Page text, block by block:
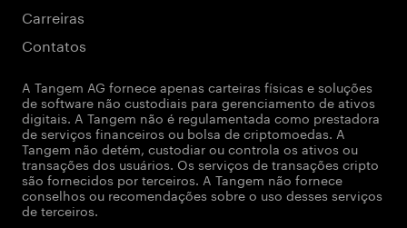
Carreiras
Contatos
A Tangem AG fornece apenas carteiras físicas e soluções
de software não custodiais para gerenciamento de ativos
digitais. A Tangem não é regulamentada como prestadora
de serviços financeiros ou bolsa de criptomoedas. A
Tangem não detém, custodiar ou controla os ativos ou
transações dos usuários. Os serviços de transações cripto
são fornecidos por terceiros. A Tangem não fornece
conselhos ou recomendações sobre o uso desses serviços
de terceiros.